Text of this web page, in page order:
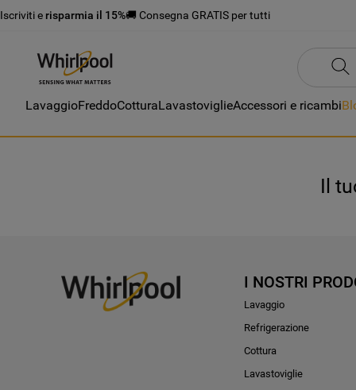
Iscriviti e risparmia il 15%🚚 Consegna GRATIS per tutti
LavaggioFreddoCotturaLavastoviglieAccessori e ricambi
Il
I NOSTRI
Lavaggio
Refrigerazione
Cottura
Lavastoviglie